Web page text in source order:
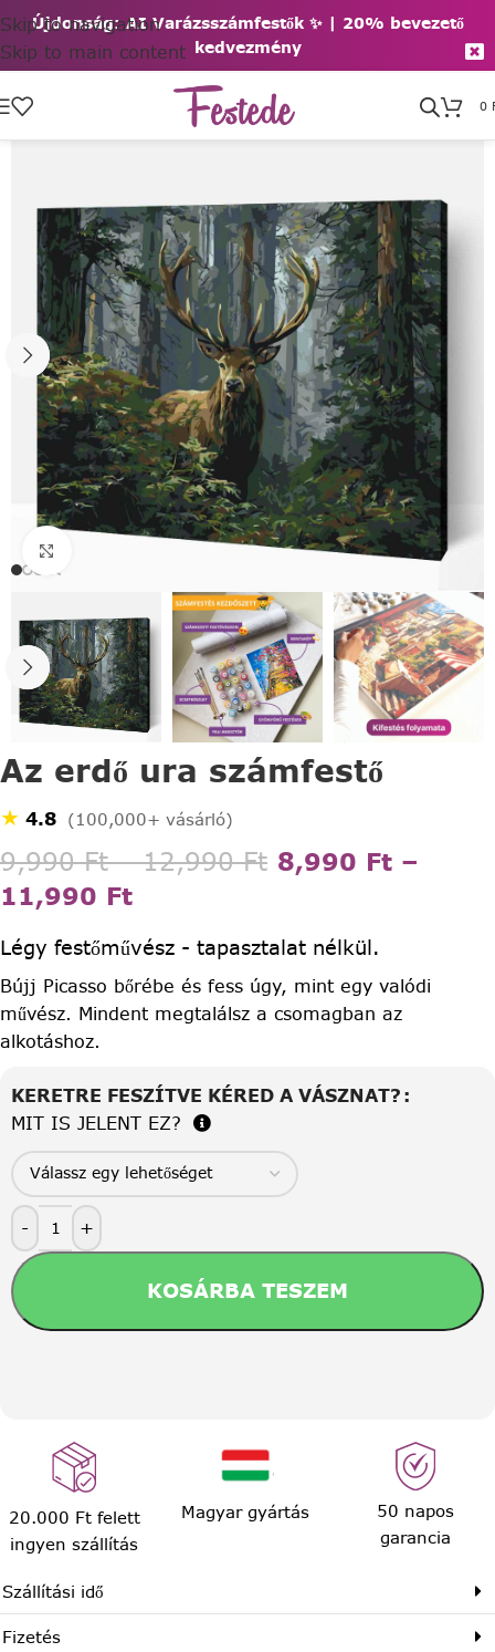
Újdonság: AI Varázsszámfestők ✨ | 20% bevezető
kedvezmény
Skip to navigation
Skip to main content
0
Az erdő ura számfestő
★ 4.8 (100,000+ vásárló)
9,990Ft – 12,990Ft 8,990 Ft –
11,990 Ft
Légy festőművész - tapasztalat nélkül.
Bújj Picasso bőrébe és fess úgy, mint egy valódi
művész. Mindent megtalálsz a csomagban az
alkotáshoz.
KERETRE FESZÍTVE KÉRED A VÁSZNAT?
MIT IS JELENT EZ?
- +
KOSÁRBA TESZEM
20.000 Ft felett
ingyen szállítás
Magyar gyártás
50 napos
garancia
Szállítási idő
Fizetés